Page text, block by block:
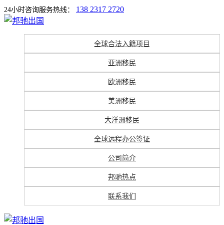
24小时咨询服务热线： 138 2317 2720
全球合法入籍项目
亚洲移民
欧洲移民
美洲移民
大洋洲移民
全球远程办公签证
公司简介
邦驰热点
联系我们